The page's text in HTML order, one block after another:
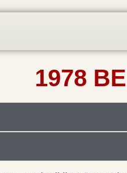
1978